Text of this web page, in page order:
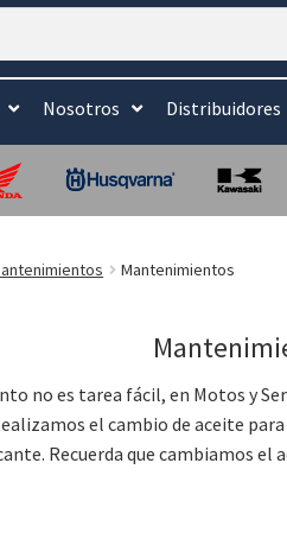
Nosotros Distribuidores
Mantenimientos
no es tarea fácil, en Motos y
el cambio de aceite
Recuerda que cambiamos el